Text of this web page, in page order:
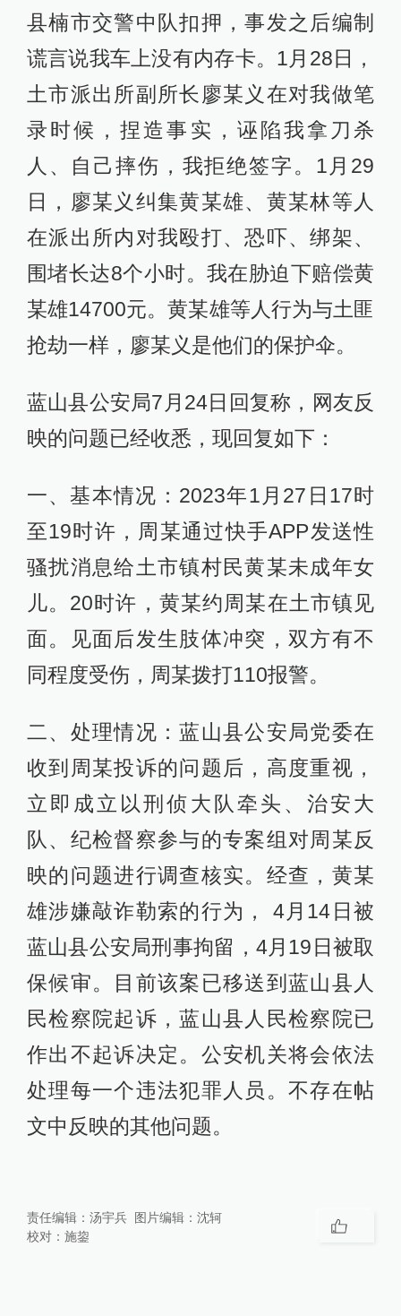
县楠市交警中队扣押，事发之后编制
谎言说我车上没有内存卡。1月28日，
土市派出所副所长廖某义在对我做笔
录时候，捏造事实，诬陷我拿刀杀
人、自己摔伤，我拒绝签字。1月29
日，廖某义纠集黄某雄、黄某林等人
在派出所内对我殴打、恐吓、绑架、
围堵长达8个小时。我在胁迫下赔偿黄
某雄14700元。黄某雄等人行为与土匪
抢劫一样，廖某义是他们的保护伞。
蓝山县公安局7月24日回复称，网友反
映的问题已经收悉，现回复如下：
一、基本情况：2023年1月27日17时
至19时许，周某通过快手APP发送性
骚扰消息给土市镇村民黄某未成年女
儿。20时许，黄某约周某在土市镇见
面。见面后发生肢体冲突，双方有不
同程度受伤，周某拨打110报警。
二、处理情况：蓝山县公安局党委在
收到周某投诉的问题后，高度重视，
立即成立以刑侦大队牵头、治安大
队、纪检督察参与的专案组对周某反
映的问题进行调查核实。经查，黄某
雄涉嫌敲诈勒索的行为， 4月14日被
蓝山县公安局刑事拘留，4月19日被取
保候审。目前该案已移送到蓝山县人
民检察院起诉，蓝山县人民检察院已
作出不起诉决定。公安机关将会依法
处理每一个违法犯罪人员。不存在帖
文中反映的其他问题。
责任编辑： 汤宇兵 图片编辑： 沈轲
校对： 施鋆